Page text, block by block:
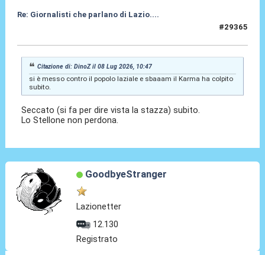
Re: Giornalisti che parlano di Lazio....
#29365
Citazione di: DinoZ il 08 Lug 2026, 10:47
si è messo contro il popolo laziale e sbaaam il Karma ha colpito
subito.
Seccato (si fa per dire vista la stazza) subito.
Lo Stellone non perdona.
GoodbyeStranger
Lazionetter
12.130
Registrato